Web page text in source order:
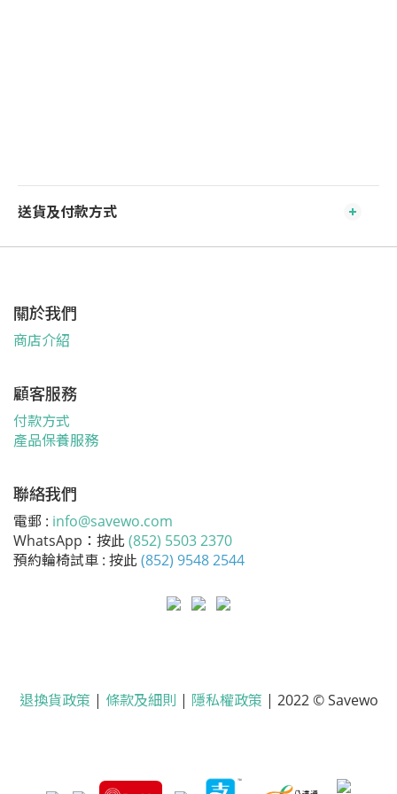
送貨及付款方式
關於我們
商店介紹
顧客服務
付款方式
產品保養服務
聯絡我們
電郵 : info@savewo.com
WhatsApp：按此 (852) 5503 2370
預約輪椅試車 : 按此 (852) 9548 2544
退換貨政策 | 條款及細則 | 隱私權政策 | 2022 © Savewo